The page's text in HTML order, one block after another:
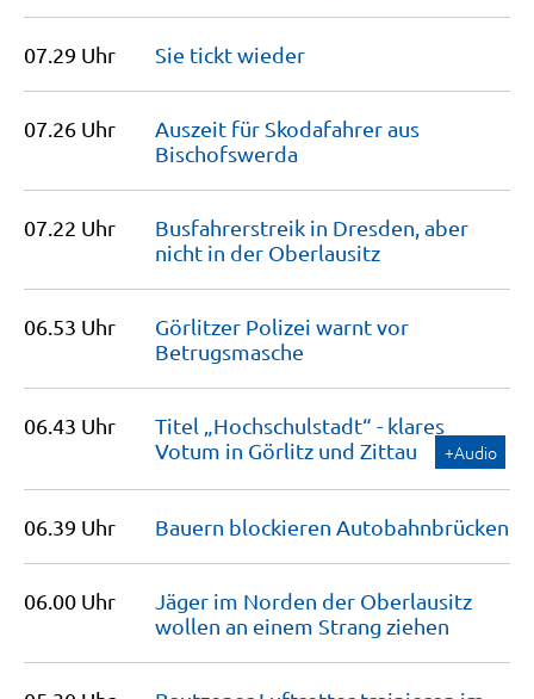
07.29 Uhr Sie ticktwieder
07.26 Uhr
Auszeit für Skodafahrer aus
Bischofswerda
07.22 Uhr
Busfahrerstreik in Dresden, aber
nicht in der Oberlausitz
06.53 Uhr
Görlitzer Polizei warnt vor
Betrugsmasche
06.43 Uhr
Titel „Hochschulstadt“ - klares
Votum in Görlitz und Zittau +Audio
06.39 Uhr Bauern blockieren Autobahnbrücken
06.00 Uhr
Jäger im Norden der Oberlausitz
wollen an einem Strang ziehen